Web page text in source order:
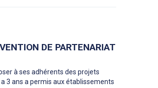
DE PARTENARIAT
à ses adhérents des projets
3 ans a permis aux établissements